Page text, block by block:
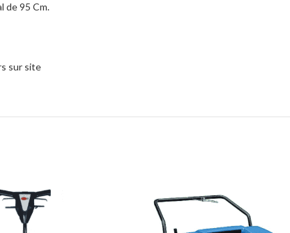
de 95 Cm.
sur site